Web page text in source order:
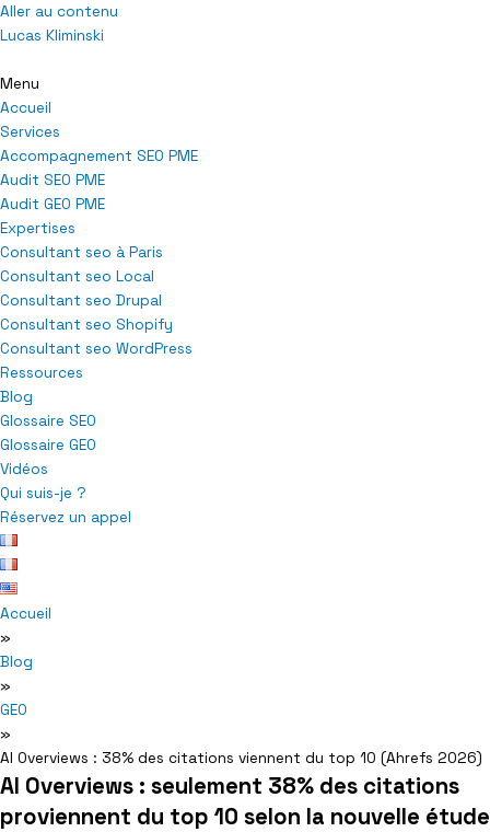
Aller au contenu
Lucas Kliminski
Menu
Accueil
Services
Accompagnement SEO PME
Audit SEO PME
Audit GEO PME
Expertises
Consultant seo à Paris
Consultant seo Local
Consultant seo Drupal
Consultant seo Shopify
Consultant seo WordPress
Ressources
Blog
Glossaire SEO
Glossaire GEO
Vidéos
Qui suis-je ?
Réservez un appel
Accueil
»
Blog
»
GEO
»
AI Overviews : 38% des citations viennent du top 10 (Ahrefs 2026)
AI Overviews : seulement 38% des citations
proviennent du top 10 selon la nouvelle étude